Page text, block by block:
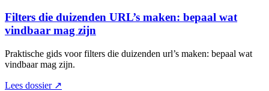
Filters die duizenden URL’s maken: bepaal wat
vindbaar mag zijn
Praktische gids voor filters die duizenden url’s maken: bepaal wat
vindbaar mag zijn.
Lees dossier ↗